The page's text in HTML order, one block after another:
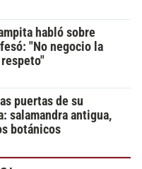
habló sobre
"No negocio la
puertas de su
salamandra antigua,
botánicos